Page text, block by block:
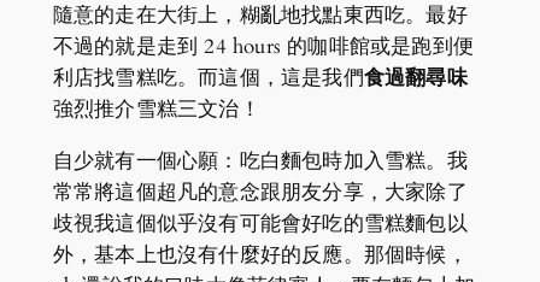
隨意的走在大街上，糊亂地找點東西吃。最好
不過的就是走到 24 hours 的咖啡館或是跑到便
利店找雪糕吃。而這個，這是我們食過翻尋味
強烈推介雪糕三文治！
自少就有一個心願：吃白麵包時加入雪糕。我
常常將這個超凡的意念跟朋友分享，大家除了
歧視我這個似乎沒有可能會好吃的雪糕麵包以
外，基本上也沒有什麼好的反應。那個時候，